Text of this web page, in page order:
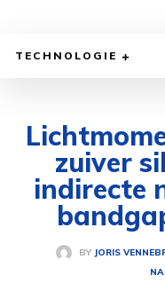
TECHNOLOGIE
zuiver
indirecte
BY JORIS